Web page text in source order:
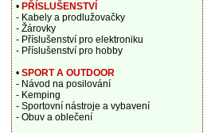
• PŘÍSLUŠENSTVÍ
- Kabely a prodlužovačky
- Žárovky
- Příslušenství pro elektroniku
- Příslušenství pro hobby
• SPORT A OUTDOOR
- Návod na posilování
- Kemping
- Sportovní nástroje a vybavení
- Obuv a oblečení